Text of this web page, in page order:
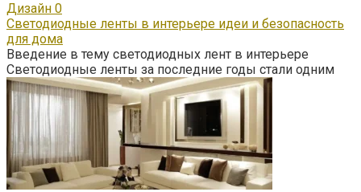
Дизайн 0
Светодиодные ленты в интерьере идеи и безопасность
для дома
Введение в тему светодиодных лент в интерьере
Светодиодные ленты за последние годы стали одним